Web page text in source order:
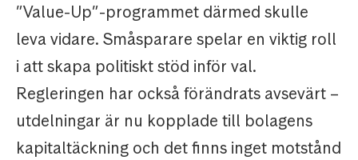
”Value-Up”-programmet därmed skulle
leva vidare. Småsparare spelar en viktig roll
i att skapa politiskt stöd inför val.
Regleringen har också förändrats avsevärt –
utdelningar är nu kopplade till bolagens
kapitaltäckning och det finns inget motstånd